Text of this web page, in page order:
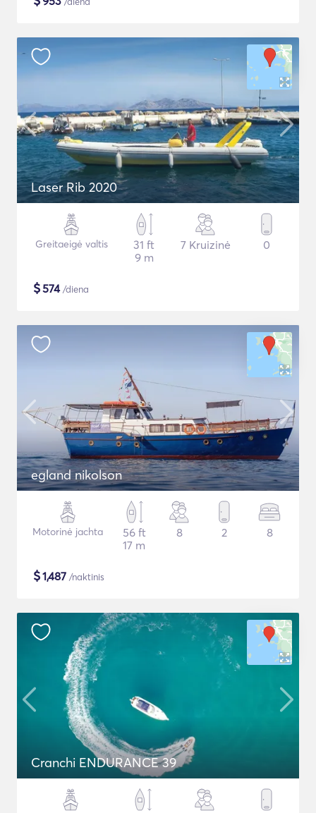
Laser Rib 2020
Greitaeigė valtis
31 ft
9 m
7 Kruizinė 0
$574/diena
egland nikolson
Motorinė jachta
56 ft
17 m
8 2 8
$1,487 /naktinis
Cranchi ENDURANCE 39